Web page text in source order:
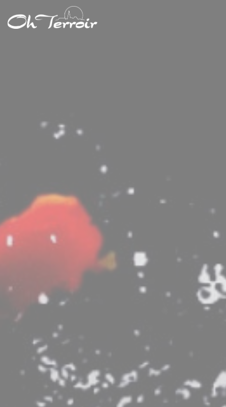
Personnalisation de vos choix en matière de cookies